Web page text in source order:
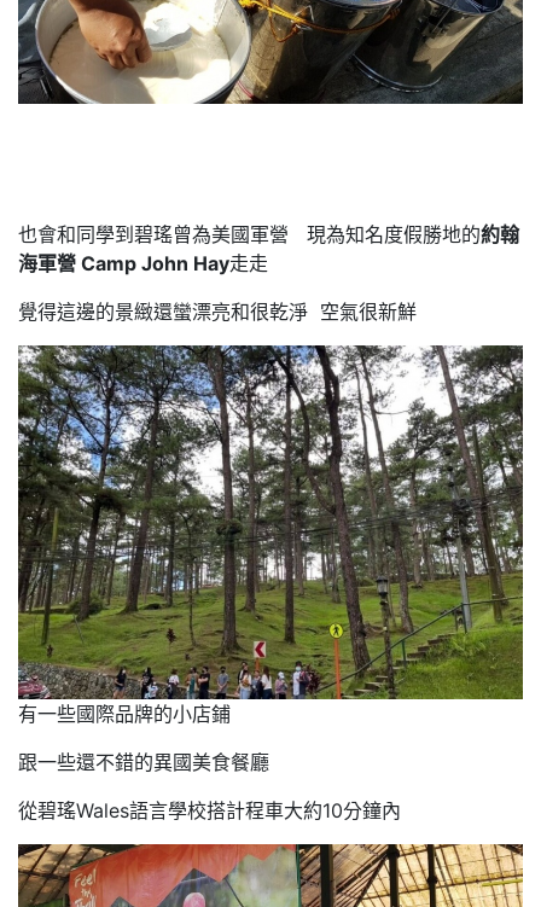
也會和同學到碧瑤曾為美國軍營 現為知名度假勝地的約翰
海軍營 Camp John Hay走走
覺得這邊的景緻還蠻漂亮和很乾淨 空氣很新鮮
有一些國際品牌的小店鋪
跟一些還不錯的異國美食餐廳
從碧瑤Wales語言學校搭計程車大約10分鐘內